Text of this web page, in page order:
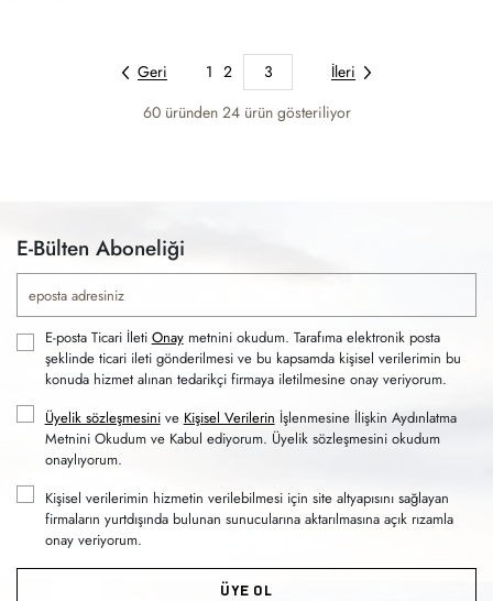
Geri 1 2 3
İleri
60 üründen 24 ürün gösteriliyor
E-Bülten Aboneliği
E-posta Ticari İleti Onaymetnini okudum. Tarafıma elektronik posta
şeklinde ticari ileti gönderilmesi ve bu kapsamda kişisel verilerimin bu
konuda hizmet alınan tedarikçi firmaya iletilmesine onay veriyorum.
Üyelik sözleşmesinive Kişisel Verilerin İşlenmesine İlişkin Aydınlatma
Metnini Okudum ve Kabul ediyorum. Üyelik sözleşmesini okudum
onaylıyorum.
Kişisel verilerimin hizmetin verilebilmesi için site altyapısını sağlayan
firmaların yurtdışında bulunan sunucularına aktarılmasına açık rızamla
onay veriyorum.
ÜYE OL